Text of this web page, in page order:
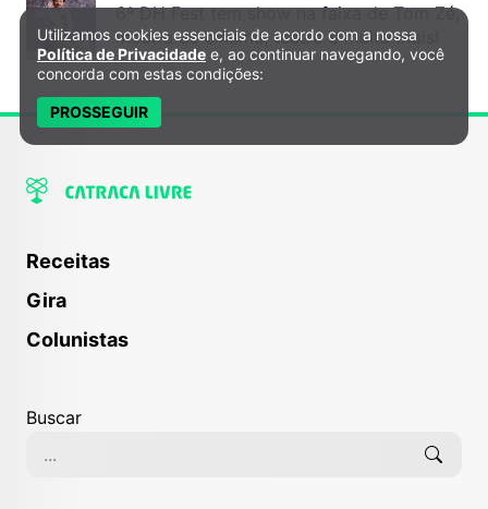
6º DH Fest tem show na faixa de Tom Zé,
mostra de cinema, teatro e muito mais!
Receitas
Gira
Colunistas
Buscar
Política de Privacidade e Cookies
Utilizamos cookies essenciais de acordo com a nossa
Política de Privacidade e, ao continuar navegando, você
concorda com estas condições:
PROSSEGUIR